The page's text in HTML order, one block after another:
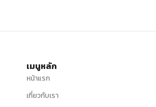
เมนูหลัก
หน้าแรก
เกี่ยวกับเรา